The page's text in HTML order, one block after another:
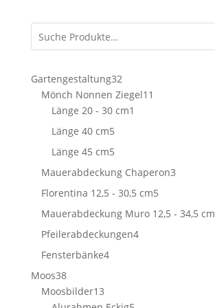
Gartengestaltung3232
Produkte
Mönch Nonnen Ziegel11
Länge 20 - 30 cm1
Länge 40 cm55
Produkte
Länge 45 cm55
Produkte
Mauerabdeckung Chaperon33
Florentina 12,5 - 30,5 cm55
Produkte
Mauerabdeckung Muro 12,5 - 34,5 cm
Pfeilerabdeckungen44
Fensterbänke44
Moos3838
Produkte
Moosbilder1313